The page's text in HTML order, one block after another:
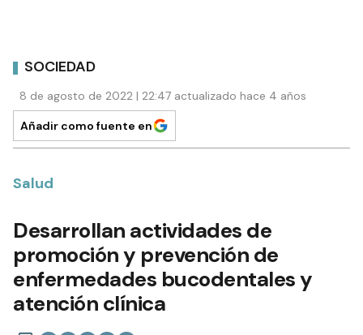
SOCIEDAD
8 de agosto de 2022 | 22:47 actualizado hace 4 años
Añadir como fuente en
Salud
Desarrollan actividades de
promoción y prevención de
enfermedades bucodentales y
atención clínica